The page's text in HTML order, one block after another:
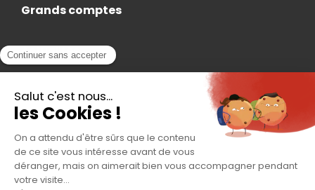
Grands comptes
Actualités
Contact
Accès Adhérent